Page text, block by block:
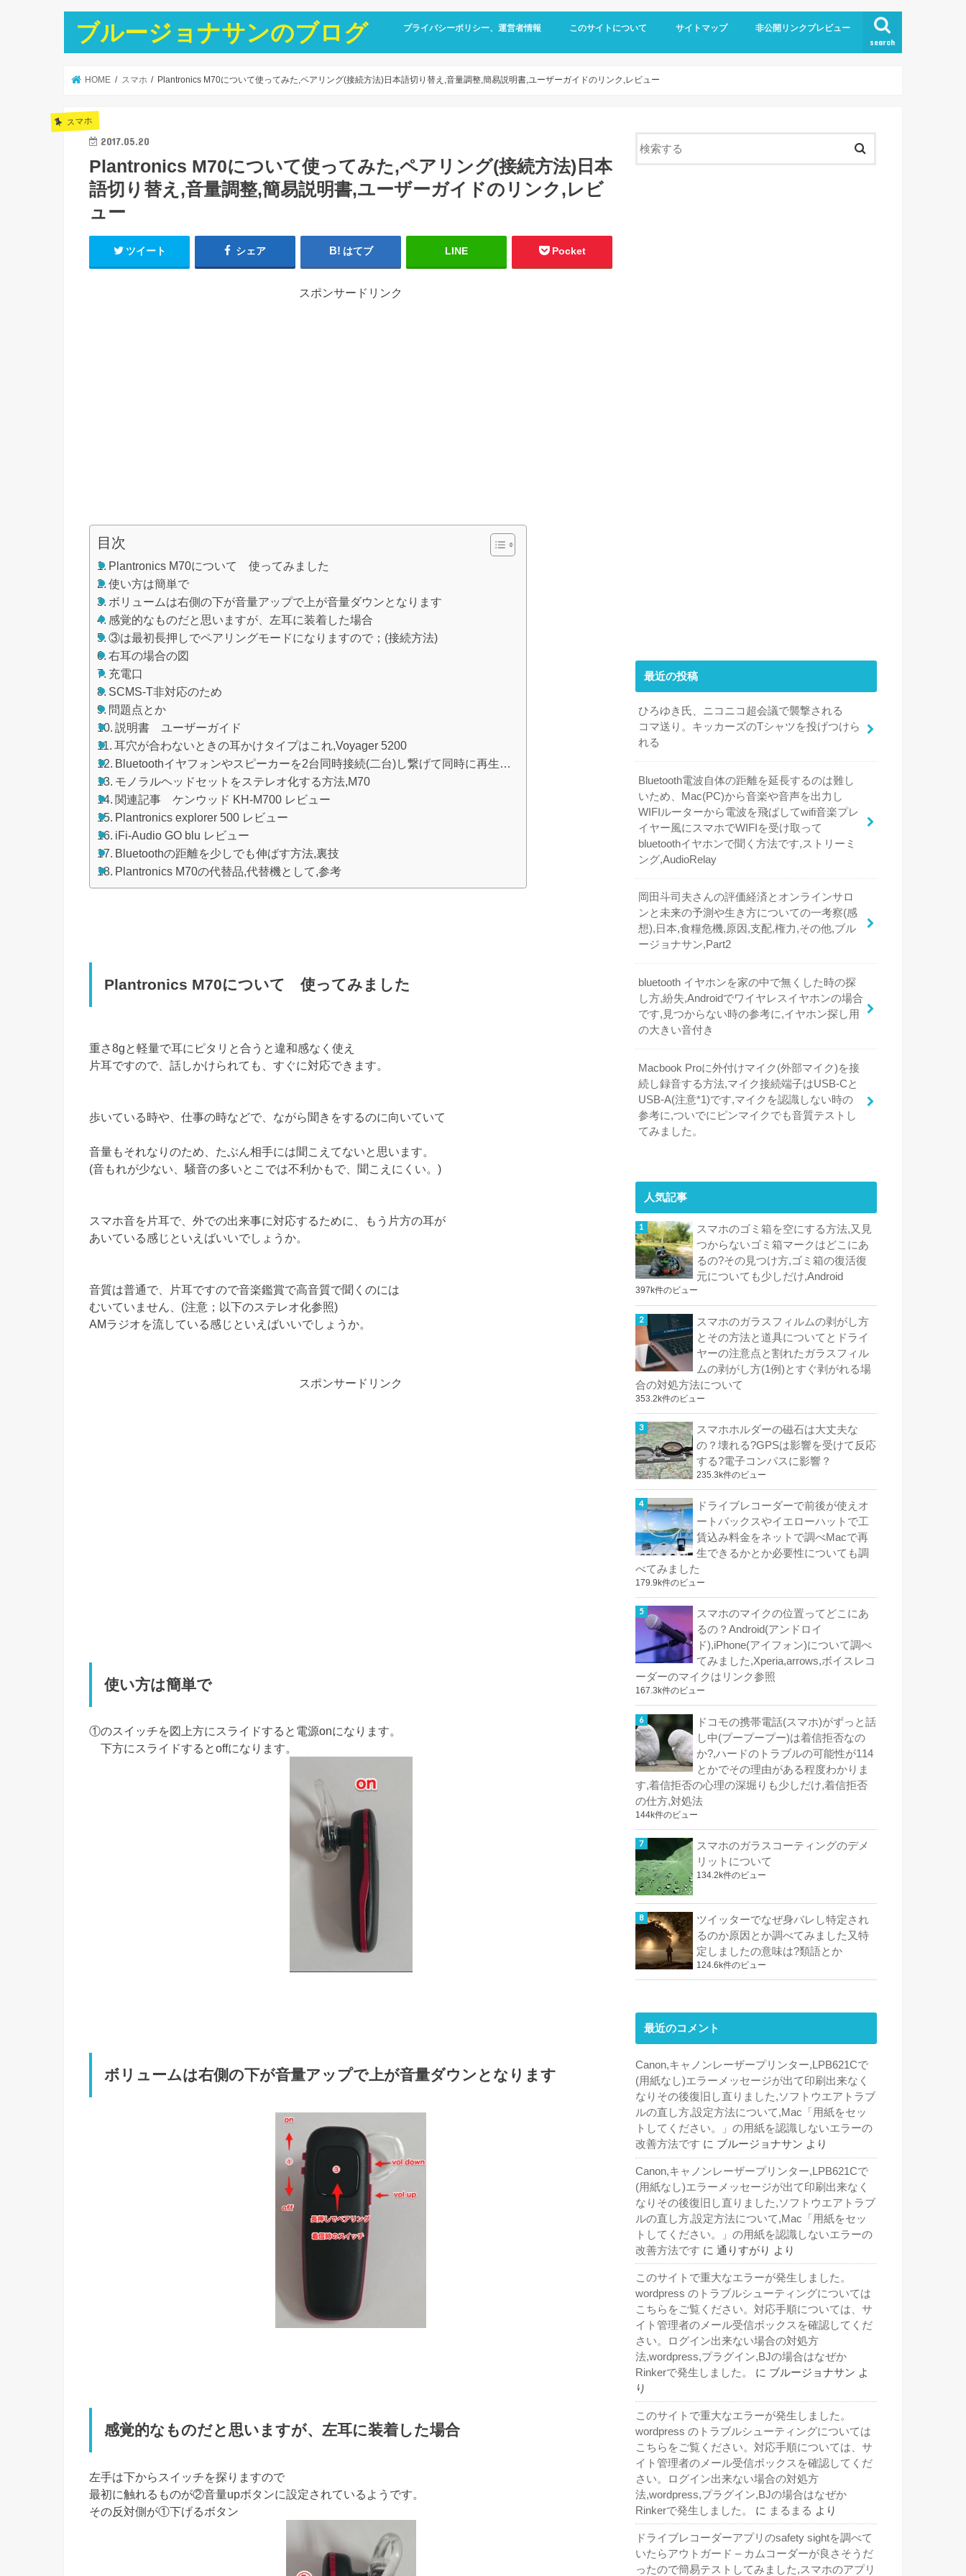
ブルージョナサンのブログ search
プライバシーポリシー、運営者情報 このサイトについて サイトマップ 非公開リンクプレビュー
HOME スマホ Plantronics M70について使ってみた,ペアリング(接続方法)日本語切り替え,音量調整,簡易説明書,ユーザーガイドのリンク,レビュー
スマホ
2017.05.20
Plantronics M70について使ってみた,ペアリング(接続方法)日本
語切り替え,音量調整,簡易説明書,ユーザーガイドのリンク,レビ
ュー
ツイート シェア はてブ LINE Pocket
スポンサードリンク
目次
Plantronics M70について 使ってみました
使い方は簡単で
ボリュームは右側の下が音量アップで上が音量ダウンとなります
感覚的なものだと思いますが、左耳に装着した場合
③は最初長押しでペアリングモードになりますので；(接続方法)
右耳の場合の図
充電口
SCMS-T非対応のため
問題点とか
説明書 ユーザーガイド
耳穴が合わないときの耳かけタイプはこれ,Voyager 5200
Bluetoothイヤフォンやスピーカーを2台同時接続(二台)し繋げて同時に再生…
モノラルヘッドセットをステレオ化する方法,M70
関連記事 ケンウッド KH-M700 レビュー
Plantronics explorer 500 レビュー
iFi-Audio GO blu レビュー
Bluetoothの距離を少しでも伸ばす方法,裏技
Plantronics M70の代替品,代替機として,参考
Plantronics M70について 使ってみました
重さ8gと軽量で耳にピタリと合うと違和感なく使え
片耳ですので、話しかけられても、すぐに対応できます。
歩いている時や、仕事の時などで、ながら聞きをするのに向いていて
音量もそれなりのため、たぶん相手には聞こえてないと思います。
(音もれが少ない、騒音の多いとこでは不利かもで、聞こえにくい。)
スマホ音を片耳で、外での出来事に対応するために、もう片方の耳が
あいている感じといえばいいでしょうか。
音質は普通で、片耳ですので音楽鑑賞で高音質で聞くのには
むいていません、(注意；以下のステレオ化参照)
AMラジオを流している感じといえばいいでしょうか。
スポンサードリンク
使い方は簡単で
①のスイッチを図上方にスライドすると電源onになります。
下方にスライドするとoffになります。
ボリュームは右側の下が音量アップで上が音量ダウンとなります
感覚的なものだと思いますが、左耳に装着した場合
左手は下からスイッチを探りますので
最初に触れるものが②音量upボタンに設定されているようです。
その反対側が①下げるボタン
最近の投稿
ひろゆき氏、ニコニコ超会議で襲撃される
コマ送り。キッカーズのTシャツを投げつけら
れる
Bluetooth電波自体の距離を延長するのは難し
いため、Mac(PC)から音楽や音声を出力し
WIFIルーターから電波を飛ばしてwifi音楽プレ
イヤー風にスマホでWIFIを受け取って
bluetoothイヤホンで聞く方法です,ストリーミ
ング,AudioRelay
岡田斗司夫さんの評価経済とオンラインサロ
ンと未来の予測や生き方についての一考察(感
想),日本,食糧危機,原因,支配,権力,その他,ブル
ージョナサン,Part2
bluetooth イヤホンを家の中で無くした時の探
し方,紛失,Androidでワイヤレスイヤホンの場合
です,見つからない時の参考に,イヤホン探し用
の大きい音付き
Macbook Proに外付けマイク(外部マイク)を接
続し録音する方法,マイク接続端子はUSB-Cと
USB-A(注意*1)です,マイクを認識しない時の
参考に,ついでにピンマイクでも音質テストし
てみました。
人気記事
スマホのゴミ箱を空にする方法,又見
つからないゴミ箱マークはどこにあ
るの?その見つけ方,ゴミ箱の復活復
元についても少しだけ,Android
397k件のビュー
スマホのガラスフィルムの剥がし方
とその方法と道具についてとドライ
ヤーの注意点と割れたガラスフィル
ムの剥がし方(1例)とすぐ剥がれる場
合の対処方法について
353.2k件のビュー
スマホホルダーの磁石は大丈夫な
の？壊れる?GPSは影響を受けて反応
する?電子コンパスに影響？
235.3k件のビュー
ドライブレコーダーで前後が使えオ
ートバックスやイエローハットで工
賃込み料金をネットで調べMacで再
生できるかとか必要性についても調
べてみました
179.9k件のビュー
スマホのマイクの位置ってどこにあ
るの？Android(アンドロイ
ド),iPhone(アイフォン)について調べ
てみました,Xperia,arrows,ボイスレコ
ーダーのマイクはリンク参照
167.3k件のビュー
ドコモの携帯電話(スマホ)がずっと話
し中(プープープー)は着信拒否なの
か?,ハードのトラブルの可能性が114
とかでその理由がある程度わかりま
す,着信拒否の心理の深堀りも少しだけ,着信拒否
の仕方,対処法
144k件のビュー
スマホのガラスコーティングのデメ
リットについて
134.2k件のビュー
ツイッターでなぜ身バレし特定され
るのか原因とか調べてみました又特
定しましたの意味は?類語とか
124.6k件のビュー
最近のコメント
Canon,キャノンレーザープリンター,LPB621Cで
(用紙なし)エラーメッセージが出て印刷出来なく
なりその後復旧し直りました,ソフトウエアトラブ
ルの直し方,設定方法について,Mac「用紙をセッ
トしてください。」の用紙を認識しないエラーの
改善方法です に ブルージョナサン より
Canon,キャノンレーザープリンター,LPB621Cで
(用紙なし)エラーメッセージが出て印刷出来なく
なりその後復旧し直りました,ソフトウエアトラブ
ルの直し方,設定方法について,Mac「用紙をセッ
トしてください。」の用紙を認識しないエラーの
改善方法です に 通りすがり より
このサイトで重大なエラーが発生しました。
wordpress のトラブルシューティングについては
こちらをご覧ください。対応手順については、サ
イト管理者のメール受信ボックスを確認してくだ
さい。ログイン出来ない場合の対処方
法,wordpress,プラグイン,BJの場合はなぜか
Rinkerで発生しました。
に ブルージョナサン よ
り
このサイトで重大なエラーが発生しました。
wordpress のトラブルシューティングについては
こちらをご覧ください。対応手順については、サ
イト管理者のメール受信ボックスを確認してくだ
さい。ログイン出来ない場合の対処方
法,wordpress,プラグイン,BJの場合はなぜか
Rinkerで発生しました。
に まるまる より
ドライブレコーダーアプリのsafety sightを調べて
いたらアウトガード – カムコーダーが良さそうだ
ったので簡易テストしてみました,スマホのアプリ